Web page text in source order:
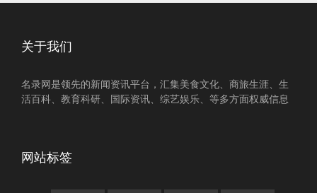
关于我们
名录网是领先的新闻资讯平台，汇集美食文化、商旅生涯、生
活百科、教育科研、国际资讯、综艺娱乐、等多方面权威信息
网站标签